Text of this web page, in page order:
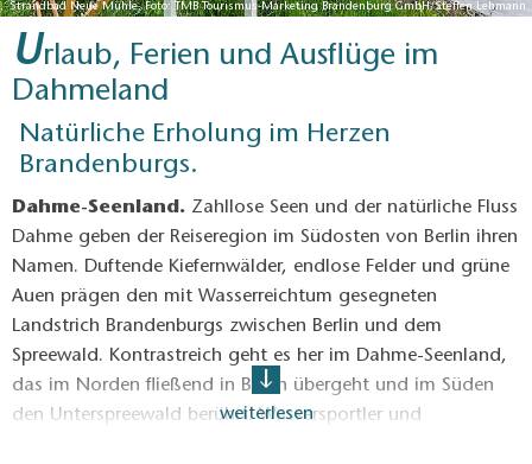
Strandbad Neue Mühle, Foto: TMB Tourismus-Marketing Brandenburg GmbH/Steffen Lehmann
Urlaub, Ferien und Ausflüge im
Dahmeland
Natürliche Erholung im Herzen
Brandenburgs.
Dahme-Seenland. Zahllose Seen und der natürliche Fluss
Dahme geben der Reiseregion im Südosten von Berlin ihren
Namen. Duftende Kiefernwälder, endlose Felder und grüne
Auen prägen den mit Wasserreichtum gesegneten
Landstrich Brandenburgs zwischen Berlin und dem
Spreewald. Kontrastreich geht es her im Dahme-Seenland,
das im Norden fließend in Berlin übergeht und im Süden
den Unterspreewald berührt. Wassersportler und
weiterlesen